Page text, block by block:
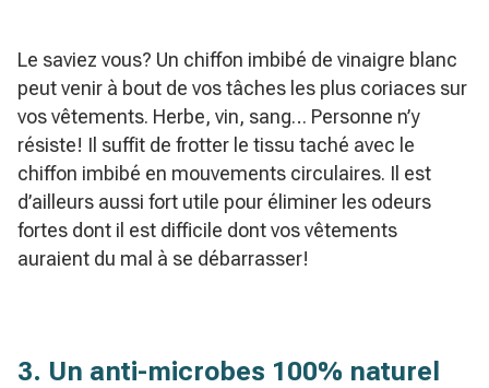
Le saviez vous? Un chiffon imbibé de vinaigre blanc
peut venir à bout de vos tâches les plus coriaces sur
vos vêtements. Herbe, vin, sang… Personne n’y
résiste! Il suffit de frotter le tissu taché avec le
chiffon imbibé en mouvements circulaires. Il est
d’ailleurs aussi fort utile pour éliminer les odeurs
fortes dont il est difficile dont vos vêtements
auraient du mal à se débarrasser!
3. Un anti-microbes 100% naturel